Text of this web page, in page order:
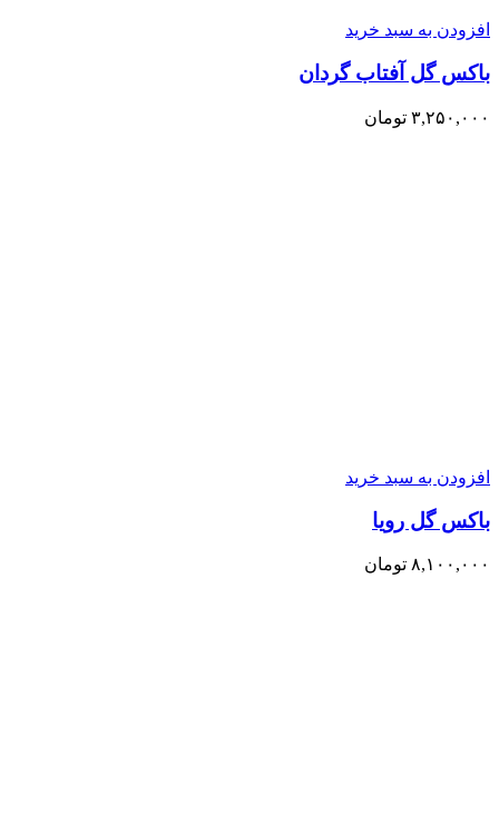
افزودن به سبد خرید
باکس گل آفتاب گردان
۳,۲۵۰,۰۰۰ تومان
افزودن به سبد خرید
باکس گل رویا
۸,۱۰۰,۰۰۰ تومان